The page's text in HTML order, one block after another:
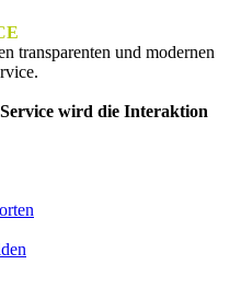
transparenten und modernen
wird die Interaktion